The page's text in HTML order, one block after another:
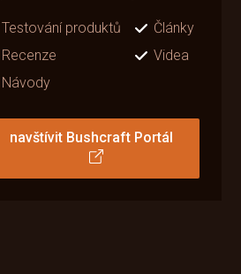
Testování produktů
Články
Recenze
Videa
Návody
navštívit Bushcraft Portál